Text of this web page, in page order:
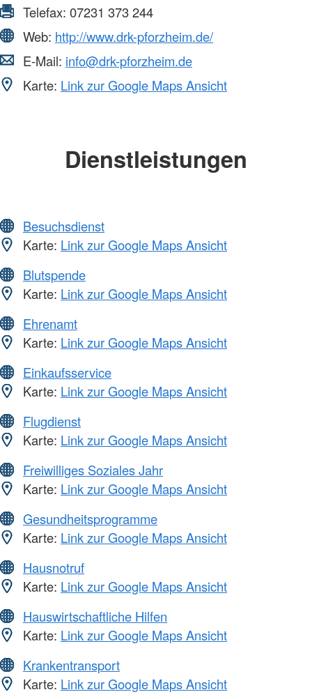
Telefax: 07231 373 244
Web: http://www.drk-pforzheim.de/
E-Mail: info@drk-pforzheim.de
Karte: Link zur Google Maps Ansicht
Dienstleistungen
Besuchsdienst
Karte: Link zur Google Maps Ansicht
Blutspende
Karte: Link zur Google Maps Ansicht
Ehrenamt
Karte: Link zur Google Maps Ansicht
Einkaufsservice
Karte: Link zur Google Maps Ansicht
Flugdienst
Karte: Link zur Google Maps Ansicht
Freiwilliges Soziales Jahr
Karte: Link zur Google Maps Ansicht
Gesundheitsprogramme
Karte: Link zur Google Maps Ansicht
Hausnotruf
Karte: Link zur Google Maps Ansicht
Hauswirtschaftliche Hilfen
Karte: Link zur Google Maps Ansicht
Krankentransport
Karte: Link zur Google Maps Ansicht